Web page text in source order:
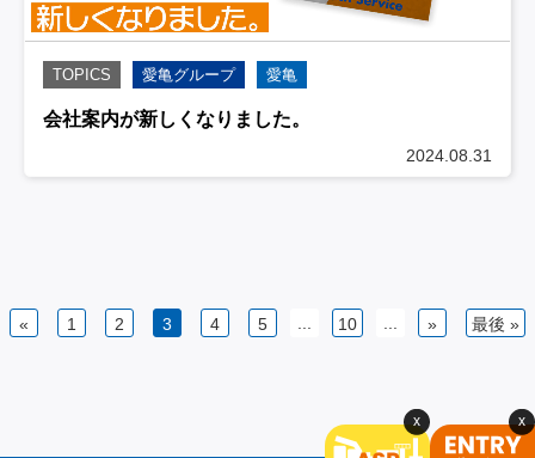
TOPICS 愛亀グループ 愛亀
会社案内が新しくなりました。
2024.08.31
« 1 2 3 4 5 10 » 最後 »